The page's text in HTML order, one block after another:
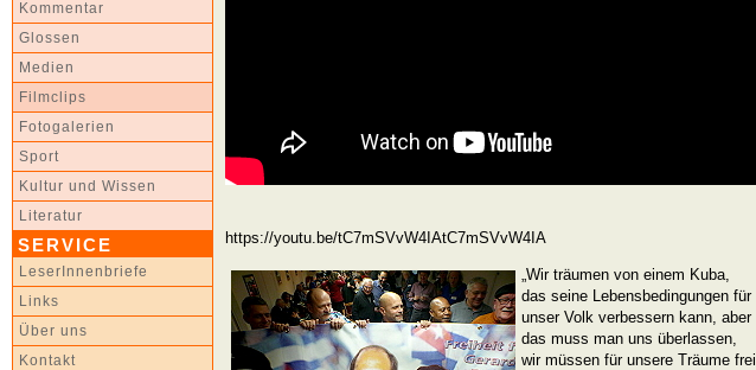
Kommentar
Glossen
Medien
Filmclips
Fotogalerien
Sport
Kultur und Wissen
Literatur
SERVICE
LeserInnenbriefe
Links
Über uns
Kontakt
https://youtu.be/tC7mSVvW4IAtC7mSVvW4IA
„Wir träumen von einem Kuba,
das seine Lebensbedingungen für
unser Volk verbessern kann, aber
das muss man uns überlassen,
wir müssen für unsere Träume frei